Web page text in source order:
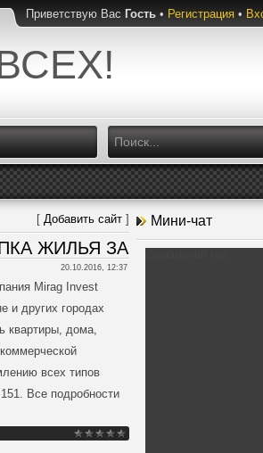
Приветствую Вас Гость • Регистрация •
[ Добавить сайт ]
ЖИЛЬЯ ЗА
20.10.2016, 12:37
Mirag Invest
и других городах
квартиры, дома,
всех типов
Все подробности
Мини-чат